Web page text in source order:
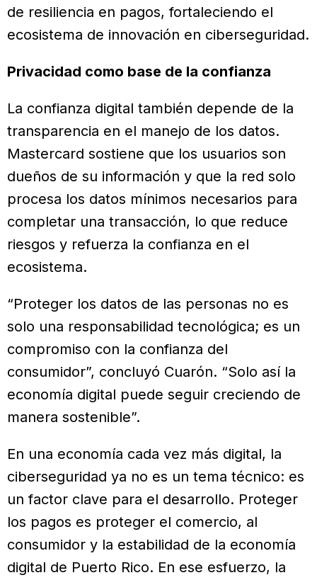
de resiliencia en pagos, fortaleciendo el
ecosistema de innovación en ciberseguridad.
Privacidad como base de la confianza
La confianza digital también depende de la
transparencia en el manejo de los datos.
Mastercard sostiene que los usuarios son
dueños de su información y que la red solo
procesa los datos mínimos necesarios para
completar una transacción, lo que reduce
riesgos y refuerza la confianza en el
ecosistema.
“Proteger los datos de las personas no es
solo una responsabilidad tecnológica; es un
compromiso con la confianza del
consumidor”, concluyó Cuarón. “Solo así la
economía digital puede seguir creciendo de
manera sostenible”.
En una economía cada vez más digital, la
ciberseguridad ya no es un tema técnico: es
un factor clave para el desarrollo. Proteger
los pagos es proteger el comercio, al
consumidor y la estabilidad de la economía
digital de Puerto Rico. En ese esfuerzo, la